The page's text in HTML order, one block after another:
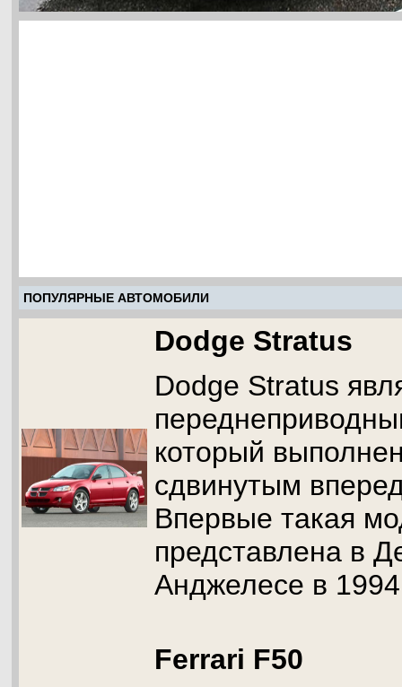
ПОПУЛЯРНЫЕ АВТОМОБИЛИ
Dodge Stratus
Dodge Stratus
который
сдвинутым
Впервые такая
представлена в
Анджелесе в 1994
Ferrari F50